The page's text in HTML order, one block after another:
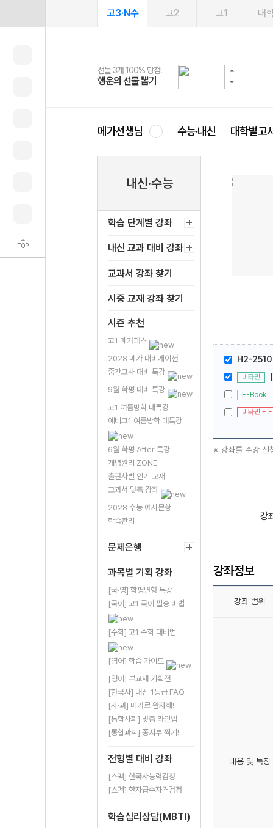
TOP
고3·N수 고2 고1 대
선물 3개 100% 당첨!
행운의 선물 뽑기
선물 100% 증정!
메가스터디 X 올리브
여름방학 스터디 캐시백
메가런 썸머스쿨
2027 러셀 단과
강사 공개선발
스마트러닝앱
설문 EVENT
메가패스
3일 무료 체험권
메가패스 수강생 무료혜택!
메가클럽 멤버십
사회공헌 캠페인
희망이룸 메가나눔
메가선생님 수능·내신 대학별고
내신·수능
학습 단계별 강좌
내신 교과 대비 강좌
교과서 강좌 찾기
시중 교재 강좌 찾기
시즌 추천
고1 메가패스
2028 메가 내비게이션
중간고사 대비 특강
9월 학평 대비 특강
고1 여름방학 대특강
예비고1 여름방학 대특강
6월 학평 After 특강
개념원리 ZONE
출판사별 인기 교재
교과서 맞춤 강좌
2028 수능 예시문항
학습관리
문제은행
과목별 기획 강좌
[국·영] 학평변형 특강
[국어] 고1 국어 필승 비법
[수학] 고1 수학 대비법
[영어] 학습 가이드
[영어] 부교재 기획전
[한국사] 내신 1등급 FAQ
[사·과] 메가로 완자해!
[통합사회] 맞춤 라인업
[통합과학] 종지부 찍기!
전형별 대비 강좌
[스펙] 한국사능력검정
[스펙] 한자급수자격검정
학습심리상담(MBTI)
H2-2510
비타민
E-Book
비타민 +
※ 강좌를 수강 신
강
강좌정보
강좌 범위
내용 및 특징